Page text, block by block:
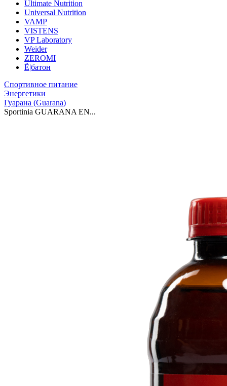
Ultimate Nutrition
Universal Nutrition
VAMP
VISTENS
VP Laboratory
Weider
ZEROMI
Ё|батон
Спортивное питание
Энергетики
Гуарана (Guarana)
Sportinia GUARANA EN...